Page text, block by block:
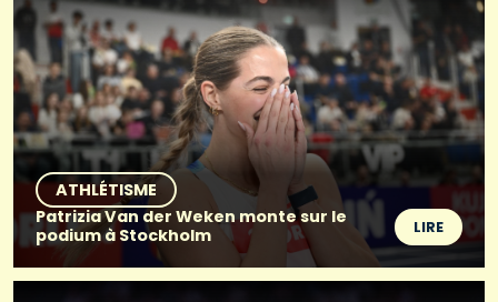
ATHLÉTISME
Patrizia Van der Weken monte sur le
podium à Stockholm
LIRE